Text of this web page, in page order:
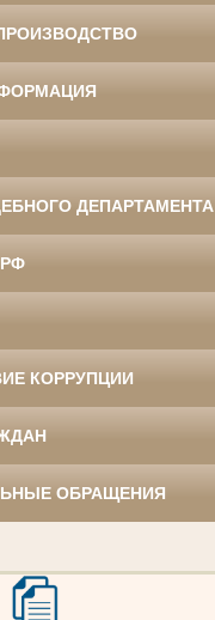
ДЕПАРТАМЕНТА
КОРРУПЦИИ
ОБРАЩЕНИЯ